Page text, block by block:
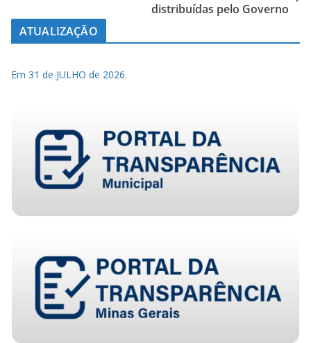
distribuídas pelo Governo
ATUALIZAÇÃO
Em 31 de JULHO de 2026.